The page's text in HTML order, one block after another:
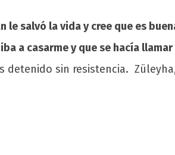
le salvó la vida y cree que es
a casarme y que se hacía
detenido sin resistencia.